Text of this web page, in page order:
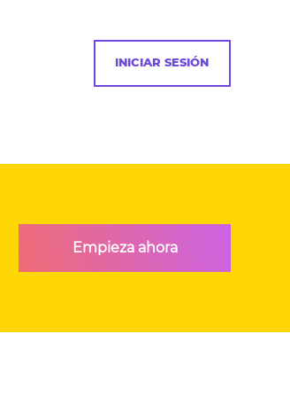
INICIAR SESIÓN
Empieza ahora